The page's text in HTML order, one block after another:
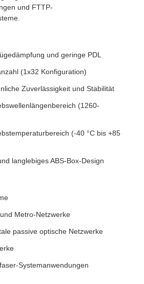
und FTTP-
und geringe PDL
(1x32 Konfiguration)
Zuverlässigkeit und Stabilität
(1260-
(-40 °C bis +85
langlebiges ABS-Box-Design
Metro-Netzwerke
passive optische Netzwerke
Systemanwendungen